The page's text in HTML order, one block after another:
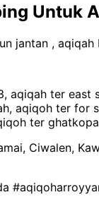
Untuk
jantan , aqiqah
ter east
aqiqoh ter
ter
Ciwalen,